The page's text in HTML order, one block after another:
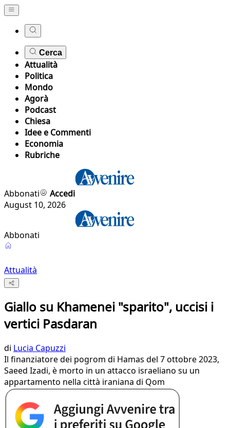
Cerca
Attualità
Politica
Mondo
Agorà
Podcast
Chiesa
Idee e Commenti
Economia
Rubriche
Abbonati
Accedi
August 10, 2026
Abbonati
Attualità
Giallo su Khamenei "sparito", uccisi i
vertici Pasdaran
di Lucia Capuzzi
Il finanziatore dei pogrom di Hamas del 7 ottobre 2023,
Saeed Izadi, è morto in un attacco israeliano su un
appartamento nella città iraniana di Qom